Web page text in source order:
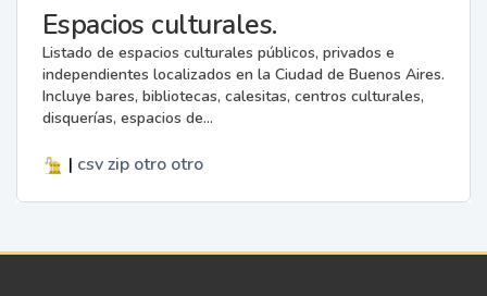
Espacios culturales.
Listado de espacios culturales públicos, privados e
independientes localizados en la Ciudad de Buenos Aires.
Incluye bares, bibliotecas, calesitas, centros culturales,
disquerías, espacios de...
| csv zip otro otro